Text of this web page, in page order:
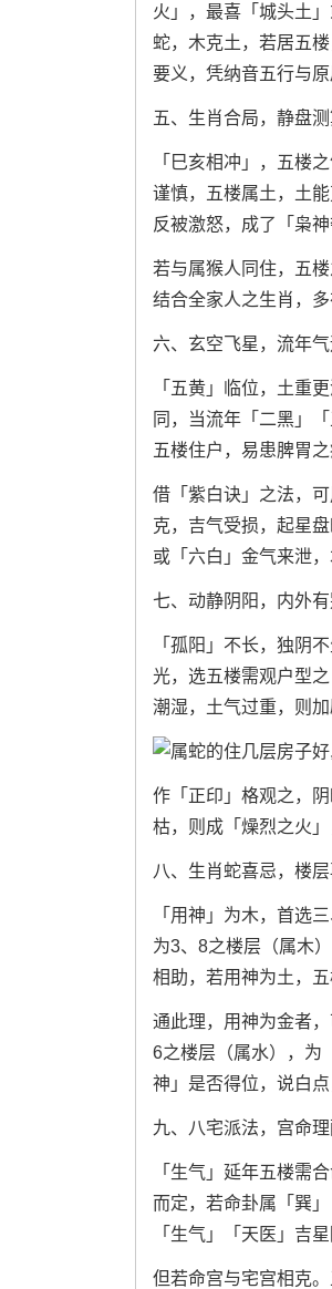
火」，最喜「城头土
蛇，木克土，若居五
要义，凭纳音五行与
五、生肖合局，静盘
「巳亥相冲」，五楼
谨慎，五楼属土，土
反被激怒，成了「枭
若与属猴人同住，五
结合全家人之生肖，
六、玄空飞星，流年
「五黄」临位，土重
同，当流年「二黑」
五楼住户，易患脾胃之
借「紫白诀」之法，
克，吉气受损，起星
或「六白」金气来泄，
七、动静阴阳，内外有
「孤阳」不长，独阴
光，选五楼需观户型
潮湿，土气过重，则
作「正印」格观之，
枯，则成「燥烈之火
八、生肖蛇喜忌，楼
「用神」为木，首选
为3、8之楼层（属木
相助，若用神为土，
通此理，用神为金者
6之楼层（属水），为
神」是否得位，说白
九、八宅派法，宫命
「生气」延年五楼需
而定，若命卦属「巽
「生气」「天医」吉
但若命宫与宅宫相克